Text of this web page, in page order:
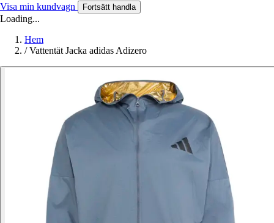
Visa min kundvagn Fortsätt handla
Loading...
Hem
/ Vattentät Jacka adidas Adizero